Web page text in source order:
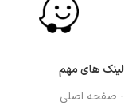
لینک های مهم
- صفحه اصلی